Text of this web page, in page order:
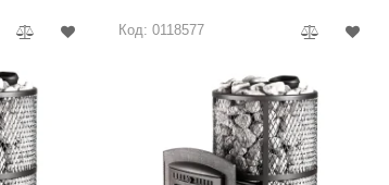
A-Panel
Сталь-Мастер
Банные штучки
CeruttiSpa
Код: 0118577